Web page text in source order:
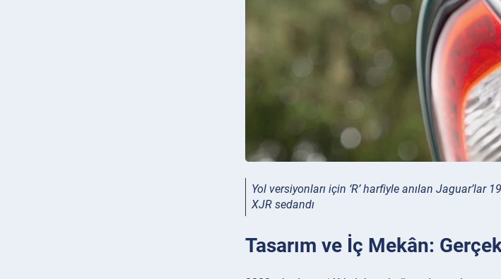
Yol versiyonları için ‘R’ harfiyle anılan
XJR sedandı
Tasarım ve İç Mekân: